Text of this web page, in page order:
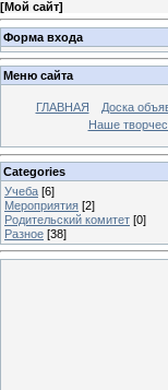
[Мой сайт]
Форма входа
Меню сайта
ГЛАВНАЯ Доска
Наше
Categories
Учеба [6]
Мероприятия [2]
Родительский комитет [0]
Разное [38]